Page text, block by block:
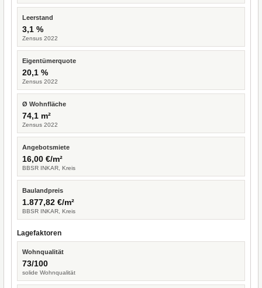
Leerstand
3,1 %
Zensus 2022
Eigentümerquote
20,1 %
Zensus 2022
Ø Wohnfläche
74,1 m²
Zensus 2022
Angebotsmiete
16,00 €/m²
BBSR INKAR, Kreis
Baulandpreis
1.877,82 €/m²
BBSR INKAR, Kreis
Lagefaktoren
Wohnqualität
73/100
solide Wohnqualität